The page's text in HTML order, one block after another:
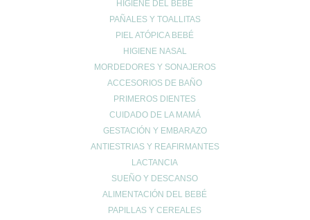
HIGIENE DEL BEBÉ
PAÑALES Y TOALLITAS
PIEL ATÓPICA BEBÉ
HIGIENE NASAL
MORDEDORES Y SONAJEROS
ACCESORIOS DE BAÑO
PRIMEROS DIENTES
CUIDADO DE LA MAMÁ
GESTACIÓN Y EMBARAZO
ANTIESTRIAS Y REAFIRMANTES
LACTANCIA
SUEÑO Y DESCANSO
ALIMENTACIÓN DEL BEBÉ
PAPILLAS Y CEREALES
: aplicado como cataplasma, ayuda a reducir el
ardor y la sensibilidad.
Consulta en la farmaciacuál es la planta medicinal que mejor se
Enviar comentario
Tu dirección de correo electrónico no será publicada.